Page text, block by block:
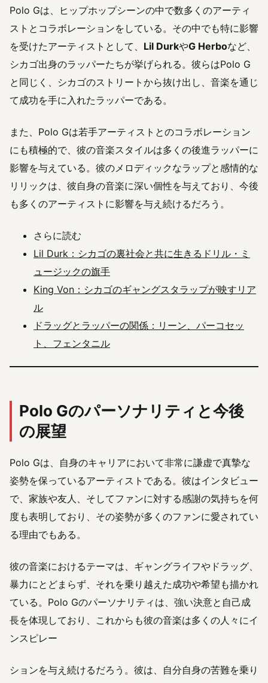
Polo Gは、ヒップホップシーンの中で数多くのアーティ
ストとコラボレーションをしている。その中でも特に影響
を受けたアーティストとして、 Lil DurkやG Herboなど、
シカゴ出身のラッパーたちが挙げられる。彼らはPolo G
と同じく、シカゴのストリートから抜け出し、音楽を通じ
て成功を手に入れたラッパーである。
また、Polo Gは若手アーティストとのコラボレーション
にも積極的で、彼の音楽スタイルは多くの後進ラッパーに
影響を与えている。彼のメロディックなラップと感情的な
リリックは、彼自身の音楽に深い個性を与えており、今後
も多くのアーティストに影響を与え続けるだろう。
さらに読む
Lil Durk：シカゴの裏社会と共に生きるドリル・ミ
ュージックの旗手
King Von：シカゴのギャングスタラップが映すリア
ル
ドラッグとラッパーの関係：リーン、パーコセッ
ト、フェンタニル
Polo Gのパーソナリティと今後
の展望
Polo Gは、自身のキャリアにおいて非常に謙虚で真摯な
姿勢を保っているアーティストである。彼はインタビュー
で、家族や友人、そしてファンに対する感謝の気持ちを何
度も表明しており、その姿勢が多くのファンに愛されてい
る理由でもある。
彼の音楽におけるテーマは、ギャングライフやドラッグ、
暴力にとどまらず、それを乗り越えた成功や希望も描かれ
ている。Polo Gのパーソナリティは、強い決意と自己成
長を体現しており、これからも彼の音楽は多くの人々にイ
ンスピレー
ションを与え続けるだろう。彼は、自分自身の苦難を乗り